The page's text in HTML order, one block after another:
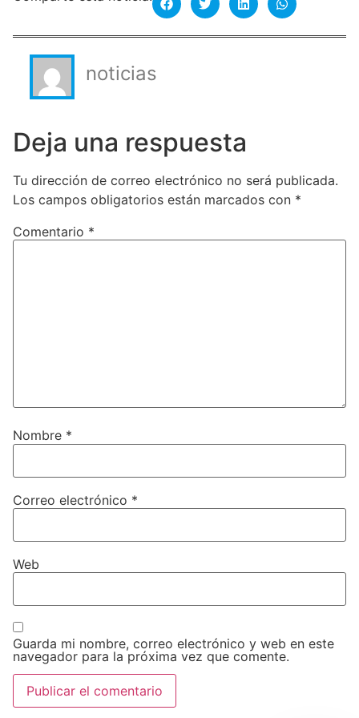
noticias
Deja una respuesta
Tu dirección de correo electrónico no será publicada.
Los campos obligatorios están marcados con *
Comentario *
Nombre *
Correo electrónico *
Web
Guarda mi nombre, correo electrónico y web en este
navegador para la próxima vez que comente.